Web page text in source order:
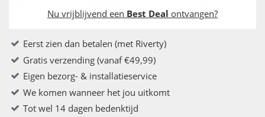
Nu vrijblijvend een Best Deal ontvangen?
Eerst zien dan betalen (met Riverty)
Gratis verzending (vanaf €49,99)
Eigen bezorg- & installatieservice
We komen wanneer het jou uitkomt
Tot wel 14 dagen bedenktijd